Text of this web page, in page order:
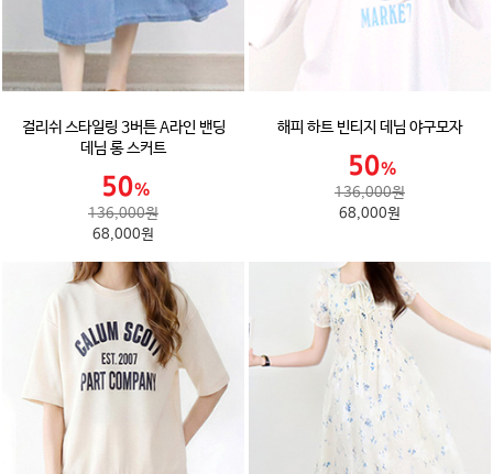
걸리쉬 스타일링 3버튼 A라인 밴딩
데님 롱 스커트
136,000원
68,000원
해피 하트 빈티지 데님 야구모자
136,000원
68,000원